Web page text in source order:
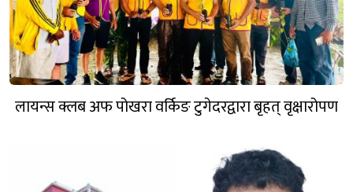
लायन्स क्लब अफ पोखरा वर्किङ टुगेदरद्वारा बृहत् वृक्षारोपण